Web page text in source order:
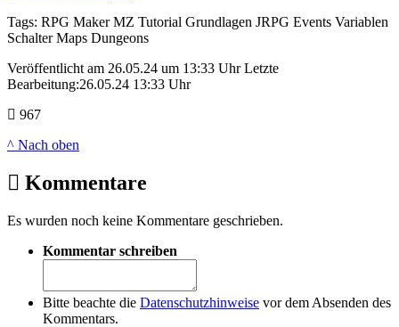
Tags: RPG Maker MZ Tutorial Grundlagen JRPG Events Variablen
Schalter Maps Dungeons
Veröffentlicht am 26.05.24 um 13:33 UhrLetzte
Bearbeitung:26.05.24 13:33 Uhr
967
^ Nach oben
Kommentare
Es wurden noch keine Kommentare geschrieben.
Kommentar schreiben
Bitte beachte die Datenschutzhinweise vor dem Absenden des
Kommentars.